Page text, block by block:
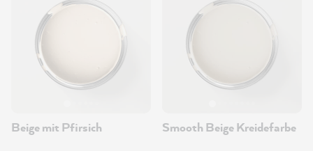
Beige mit Pfirsich Smooth Beige Kreidefarbe